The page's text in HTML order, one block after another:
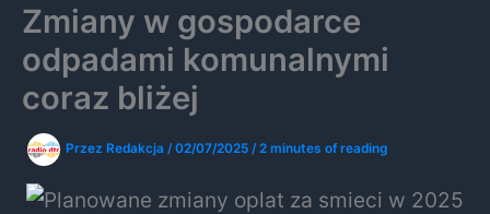
Zmiany w gospodarce
odpadami komunalnymi
coraz bliżej
Przez Redakcja /02/07/2025 /2 minutes of reading